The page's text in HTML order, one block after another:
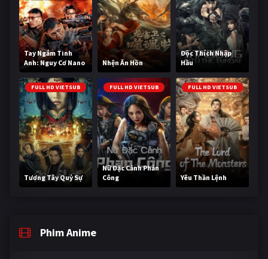
Tay Ngắm Tinh
Anh: Nguy Cơ Nano
Nhện Ăn Hồn
Độc Thích Nhập
Hầu
FULL HD VIETSUB
Tương Tây Quỷ Sự
FULL HD VIETSUB
Nữ Đặc Cảnh Phản
Công
FULL HD VIETSUB
Yêu Thần Lệnh
Phim Anime